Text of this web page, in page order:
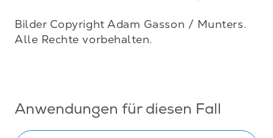
Bilder Copyright Adam Gasson / Munters.
Alle Rechte vorbehalten.
Anwendungen für diesen Fall